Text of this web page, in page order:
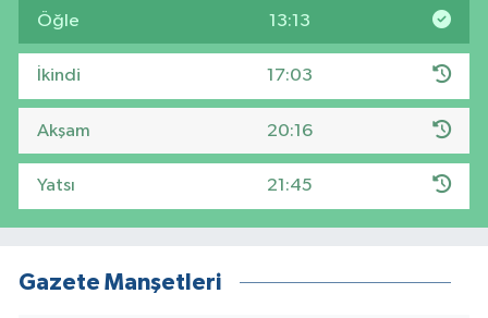
Öğle 13:13
İkindi 17:03
Akşam 20:16
Yatsı 21:45
Gazete Manşetleri